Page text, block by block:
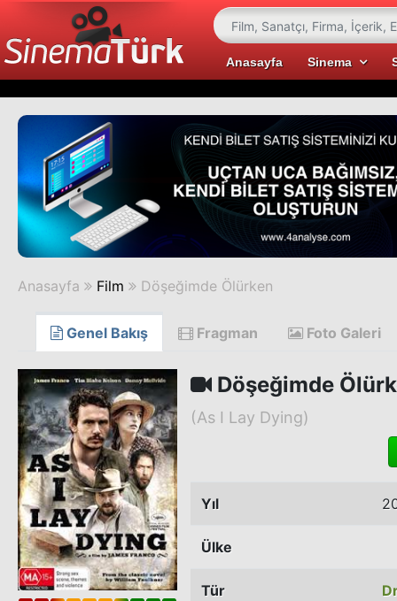
Anasayfa Sinema
Anasayfa Film Döşeğimde Ölürken
Genel Bakış Fragman Foto Galeri
Döşeğimde
(As I Lay Dying)
Yıl
Ülke
Tür